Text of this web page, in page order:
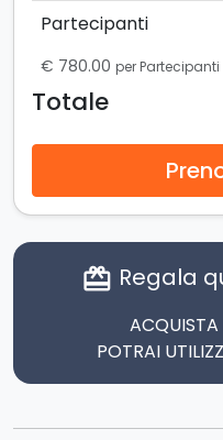
Partecipanti
€ 780.00 per Partecipanti
Totale
card_giftcard Regala
POTRAI